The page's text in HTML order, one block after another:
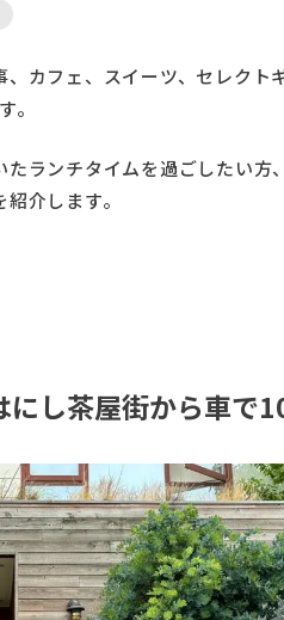
カフェ、スイーツ、セレクト
。
ランチタイムを過ごしたい方
介します。
にし茶屋街から車で